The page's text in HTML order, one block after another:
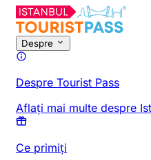
Despre
Despre Tourist Pass
Aflați mai multe despre
Ce primiți